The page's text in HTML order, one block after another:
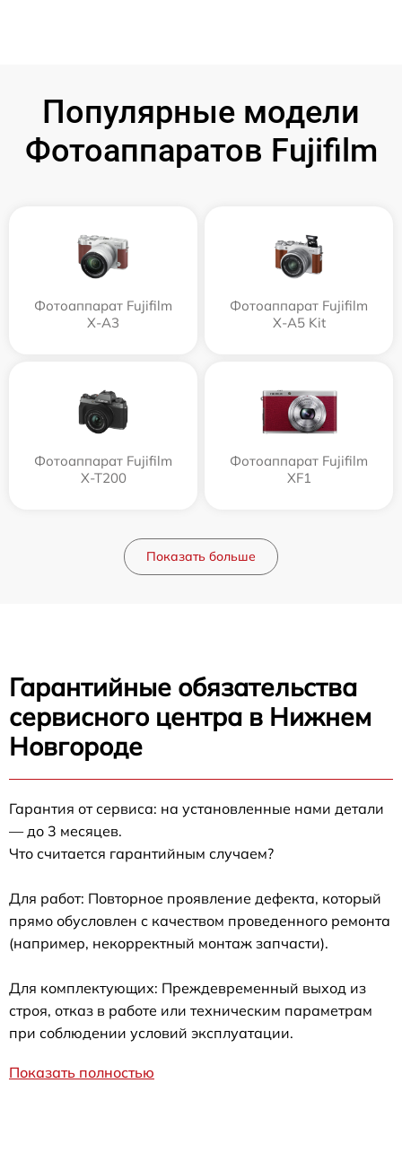
Популярные модели
Фотоаппаратов Fujifilm
Фотоаппарат Fujifilm
X-A3
Фотоаппарат Fujifilm
X-A5 Kit
Фотоаппарат Fujifilm
X-T200
Фотоаппарат Fujifilm
XF1
Показать больше
Гарантийные обязательства
сервисного центра в Нижнем
Новгороде
Гарантия от сервиса: на установленные нами детали
— до 3 месяцев.
Что считается гарантийным случаем?
Для работ: Повторное проявление дефекта, который
прямо обусловлен с качеством проведенного ремонта
(например, некорректный монтаж запчасти).
Для комплектующих: Преждевременный выход из
строя, отказ в работе или техническим параметрам
при соблюдении условий эксплуатации.
Показать полностью